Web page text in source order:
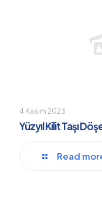
4 Kasım 2023
Yüzyıl Kilit Taşı
Read